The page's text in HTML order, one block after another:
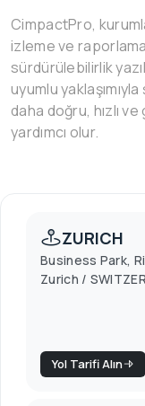
CimpactPro,
izleme ve
sürdürülebilirlik
uyumlu
daha doğru, hızlı
yardımcı olur.
ZURICH
Business Park,
Zurich /
Yol Tarifi Alın